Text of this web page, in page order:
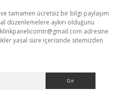
tamamen ücretsiz bir bilgi paylaşım
düzenlemelere aykırı olduğunu
adresine
yasal süre içerisinde sitemizden